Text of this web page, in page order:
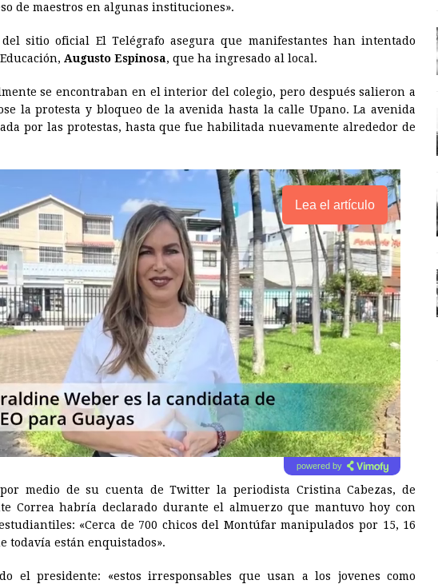
s
t
n
k
de maestros en algunas instituciones».
sitio oficial El Telégrafo asegura que manifestantes han intentado
Augusto Espinosa, que ha ingresado al local.
se encontraban en el interior del colegio, pero después salieron a
la protesta y bloqueo de la avenida hasta la calle Upano. La avenida
por las protestas, hasta que fue habilitada nuevamente alrededor de
Lea el artículo
powered by
medio de su cuenta de Twitter la periodista Cristina Cabezas, de
Correa habría declarado durante el almuerzo que mantuvo hoy con
«Cerca de 700 chicos del Montúfar manipulados por 15, 16
todavía están enquistados».
el presidente: «estos irresponsables que usan a los jovenes como